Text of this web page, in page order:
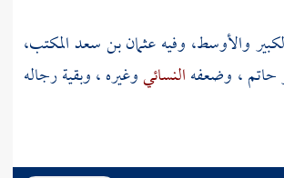
والأوسط، وفيهعثمان بن سعد المكتب،
حاتم، وضعفهالنسائيوغيره ، وبقية رجاله